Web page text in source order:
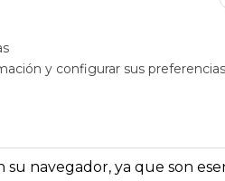
Textos legales
nuestra web
y configurar sus preferencias
navegador, ya que son